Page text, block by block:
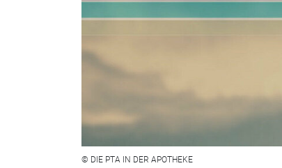
© DIE PTA IN DER APOTHEKE